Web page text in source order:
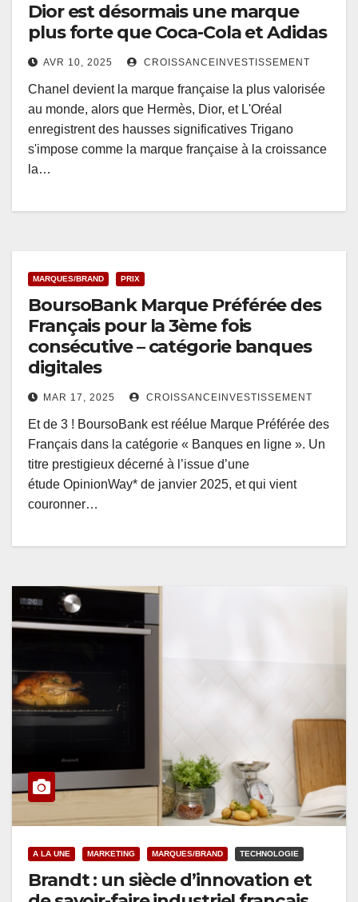
Dior est désormais une marque
plus forte que Coca-Cola et Adidas
AVR 10, 2025 CROISSANCEINVESTISSEMENT
Chanel devient la marque française la plus valorisée
au monde, alors que Hermès, Dior, et L'Oréal
enregistrent des hausses significatives Trigano
s'impose comme la marque française à la croissance
la…
MARQUES/BRAND PRIX
BoursoBank Marque Préférée des
Français pour la 3ème fois
consécutive – catégorie banques
digitales
MAR 17, 2025 CROISSANCEINVESTISSEMENT
Et de 3 ! BoursoBank est réélue Marque Préférée des
Français dans la catégorie « Banques en ligne ». Un
titre prestigieux décerné à l’issue d’une
étude OpinionWay* de janvier 2025, et qui vient
couronner…
A LA UNE MARKETING MARQUES/BRAND TECHNOLOGIE
Brandt : un siècle d’innovation et